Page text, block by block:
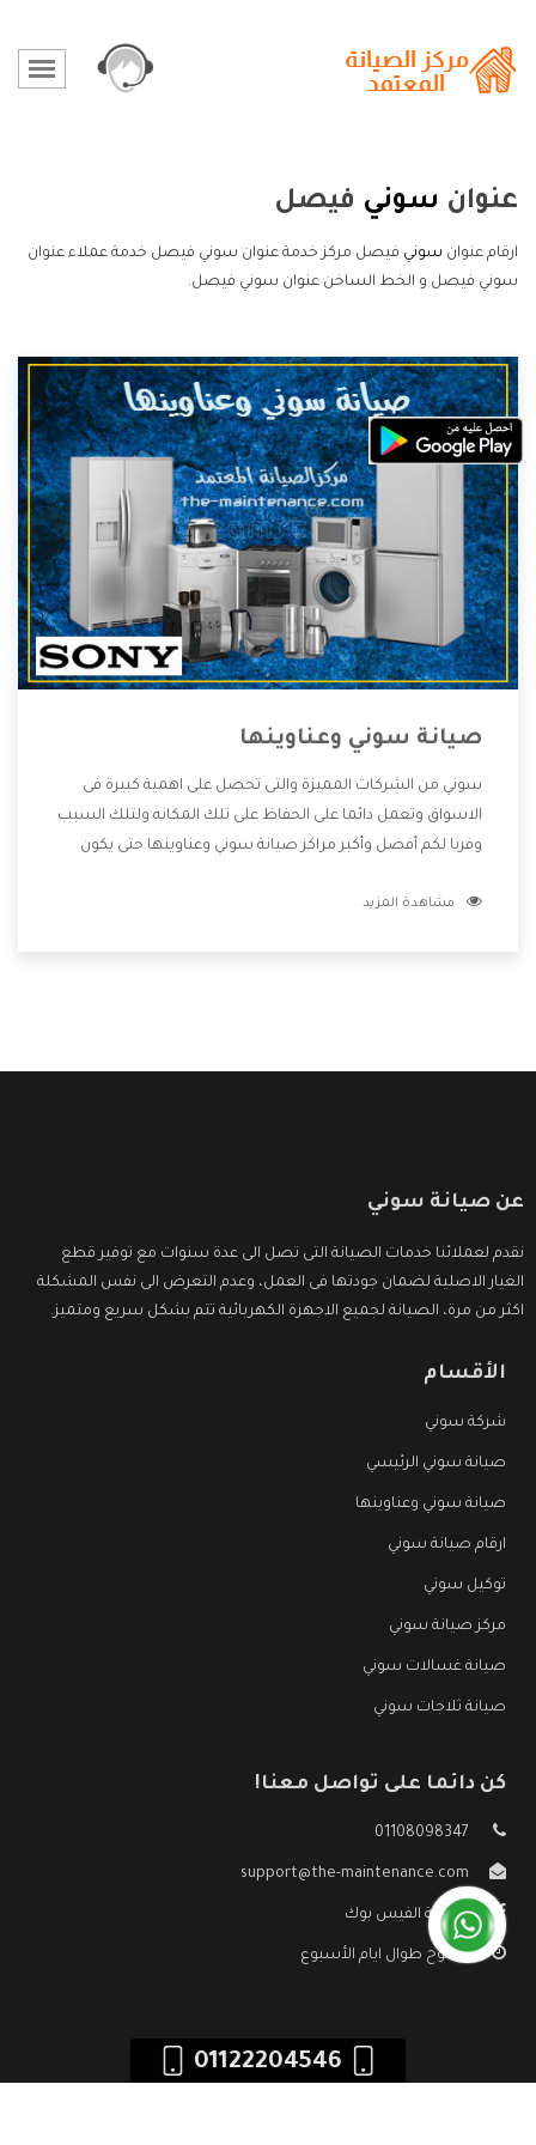
عنوان سوني فيصل
ارقام عنوان سوني فيصل مركز خدمة عنوان سوني فيصل خدمة عملاء عنوان
سوني فيصل و الخط الساخن عنوان سوني فيصل.
صيانة سوني وعناوينها
سوني من الشركات المميزة والتى تحصل على اهمية كبيرة فى
الاسواق وتعمل دائما على الحفاظ على تلك المكانه ولتلك السبب
وفرنا لكم أفضل وأكبر مراكز صيانة سوني وعناوينها حتى يكون
دون اى ازعاج كما أننا نهتم بكل ما يحتاجه المستهلك لكى نحافظ
مشاهدة المزيد
عن صيانة سوني
نقدم لعملائنا خدمات الصيانة التى تصل الى عدة سنوات مع توفير قطع
الغيار الاصلية لضمان جودتها فى العمل، وعدم التعرض الى نفس المشكلة
اكثر من مرة، الصيانة لجميع الاجهزة الكهربائية تتم بشكل سريع ومتميز.
الأقسام
شركة سوني
صيانة سوني الرئيسي
صيانة سوني وعناوينها
ارقام صيانة سوني
توكيل سوني
مركز صيانة سوني
صيانة غسالات سوني
صيانة ثلاجات سوني
كن دائما على تواصل معنا!
01108098347
support@the-maintenance.com
صفحة الفيس بوك
مفتوح طوال ايام الأسبوع
01122204546